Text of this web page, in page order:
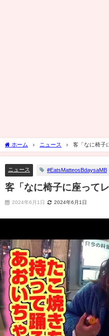
ホーム ニュース 客「なに椅子
ニュース #EatsMatteosBdaysaMB
客「なに椅子に座って
2024年6月1日 2024年6月1日